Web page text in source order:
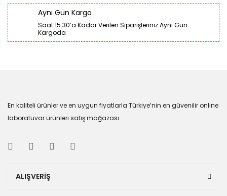
Aynı Gün Kargo
Saat 15:30’a Kadar Verilen Siparişleriniz Aynı Gün
Kargoda
En kaliteli ürünler ve en uygun fiyatlarla Türkiye’nin en güvenilir online
laboratuvar ürünleri satış mağazası
ALIŞVERİŞ